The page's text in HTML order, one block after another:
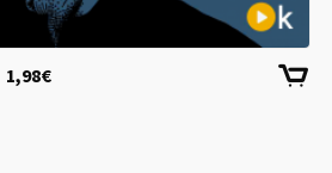
1,98€